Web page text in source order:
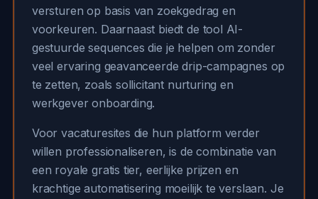
versturen op basis van zoekgedrag en
voorkeuren. Daarnaast biedt de tool AI-
gestuurde sequences die je helpen om zonder
veel ervaring geavanceerde drip-campagnes op
te zetten, zoals sollicitant nurturing en
werkgever onboarding.
Voor vacaturesites die hun platform verder
willen professionaliseren, is de combinatie van
een royale gratis tier, eerlijke prijzen en
krachtige automatisering moeilijk te verslaan. Je